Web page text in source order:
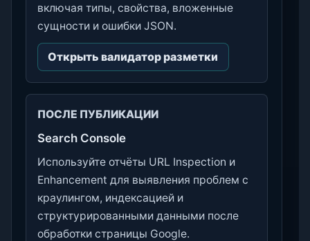
включая типы, свойства, вложенные
сущности и ошибки JSON.
Открыть валидатор разметки
ПОСЛЕ ПУБЛИКАЦИИ
Search Console
Используйте отчёты URL Inspection и
Enhancement для выявления проблем с
краулингом, индексацией и
структурированными данными после
обработки страницы Google.